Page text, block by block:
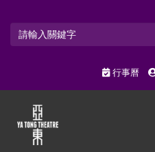
行事曆